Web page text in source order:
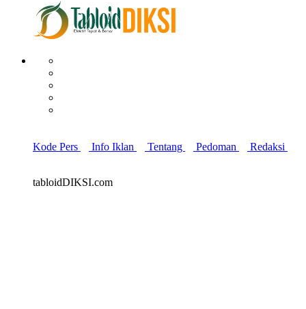
Kode Pers Info Iklan Tentang Pedoman Redaksi
tabloidDIKSI.com